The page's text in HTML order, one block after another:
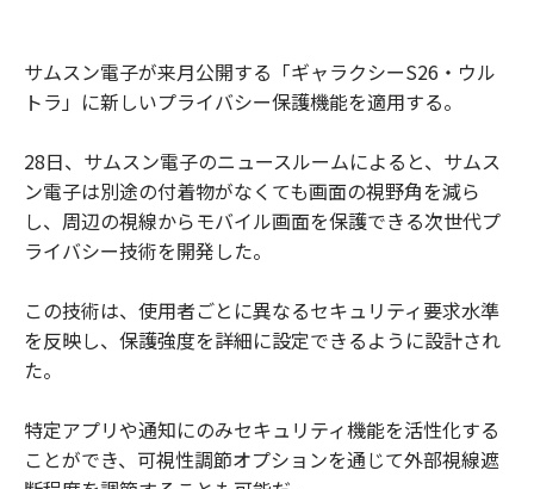
サムスン電子が来月公開する「ギャラクシーS26・ウル
トラ」に新しいプライバシー保護機能を適用する。
28日、サムスン電子のニュースルームによると、サムス
ン電子は別途の付着物がなくても画面の視野角を減ら
し、周辺の視線からモバイル画面を保護できる次世代プ
ライバシー技術を開発した。
この技術は、使用者ごとに異なるセキュリティ要求水準
を反映し、保護強度を詳細に設定できるように設計され
た。
特定アプリや通知にのみセキュリティ機能を活性化する
ことができ、可視性調節オプションを通じて外部視線遮